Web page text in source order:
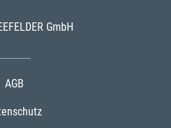
GmbH
AGB